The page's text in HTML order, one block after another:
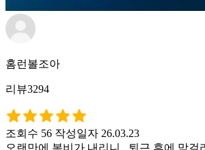
홈런볼조아
리뷰3294
조회수 56 작성일자 26.03.23
오랜만에 봄비가 내리니.. 퇴근 후에 막